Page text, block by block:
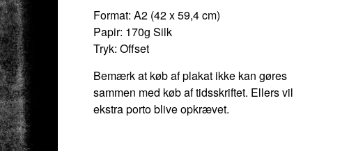
Format: A2 (42 x 59,4 cm)
Papir: 170g Silk
Tryk: Offset
Bemærk at køb af plakat ikke kan gøres
sammen med køb af tidsskriftet. Ellers vil
ekstra porto blive opkrævet.